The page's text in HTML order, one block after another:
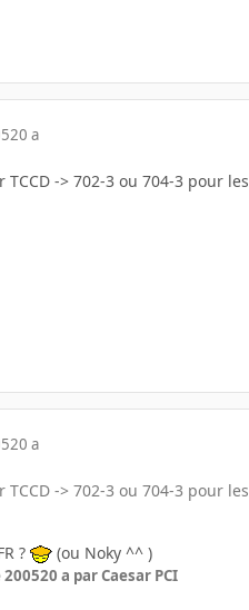
20 a
-> 702-3 ou 704-3 pour
20 a
-> 702-3 ou 704-3 pour
?
(ou Noky ^^ )
20 a par Caesar PCI